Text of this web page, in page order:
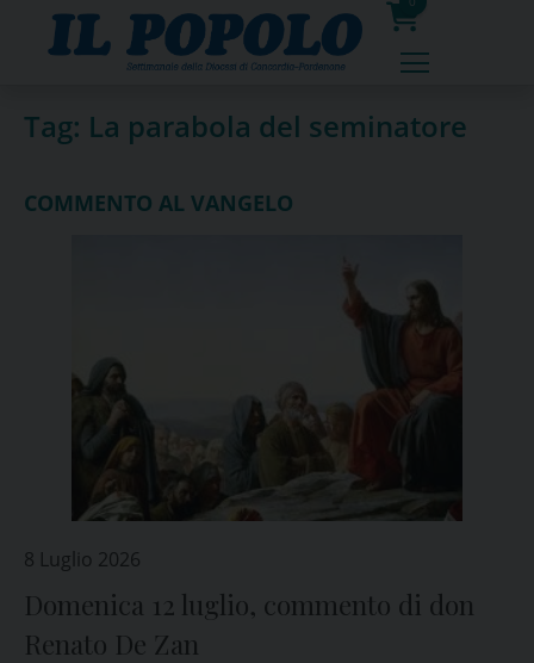
0
prodotti
Tag: La parabola del seminatore
COMMENTO AL VANGELO
8 Luglio 2026
Domenica 12 luglio, commento di don
Renato De Zan